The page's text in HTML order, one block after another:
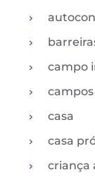
campo
casa
casa
criança